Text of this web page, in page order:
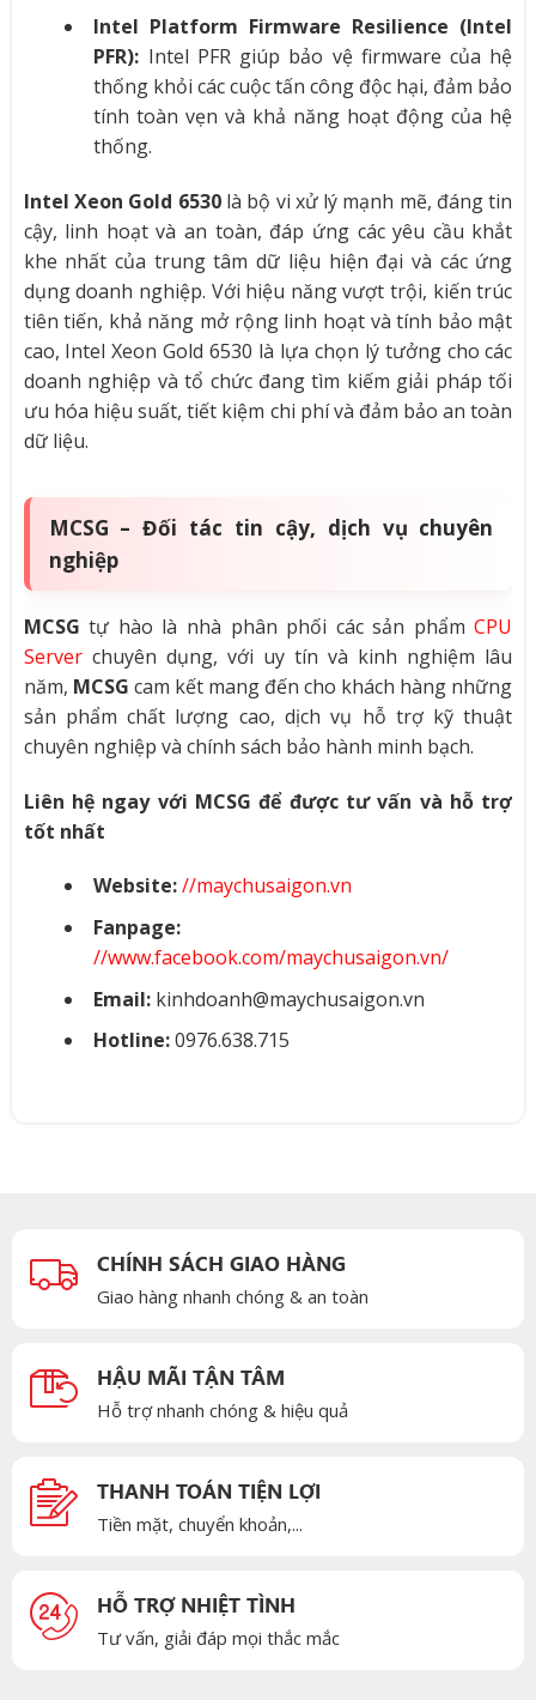
Intel Platform Firmware Resilience (Intel
PFR): Intel PFR giúp bảo vệ firmware của hệ
thống khỏi các cuộc tấn công độc hại, đảm bảo
tính toàn vẹn và khả năng hoạt động của hệ
thống.
Intel Xeon Gold 6530là bộ vi xử lý mạnh mẽ, đáng tin
cậy, linh hoạt và an toàn, đáp ứng các yêu cầu khắt
khe nhất của trung tâm dữ liệu hiện đại và các ứng
dụng doanh nghiệp. Với hiệu năng vượt trội, kiến trúc
tiên tiến, khả năng mở rộng linh hoạt và tính bảo mật
cao, Intel Xeon Gold 6530 là lựa chọn lý tưởng cho các
doanh nghiệp và tổ chức đang tìm kiếm giải pháp tối
ưu hóa hiệu suất, tiết kiệm chi phí và đảm bảo an toàn
dữ liệu.
MCSG – Đối tác tin cậy, dịch vụ chuyên
nghiệp
MCSG tự hào là nhà phân phối các sản phẩmCPU
Serverchuyên dụng, với uy tín và kinh nghiệm lâu
năm, MCSG cam kết mang đến cho khách hàng những
sản phẩm chất lượng cao, dịch vụ hỗ trợ kỹ thuật
chuyên nghiệp và chính sách bảo hành minh bạch.
Liên hệ ngay với MCSG để được tư vấn và hỗ trợ
tốt nhất
Website://maychusaigon.vn
Fanpage:
//www.facebook.com/maychusaigon.vn/
Email: kinhdoanh@maychusaigon.vn
Hotline:0976.638.715
CHÍNH SÁCH GIAO HÀNG
Giao hàng nhanh chóng & an toàn
HẬU MÃI TẬN TÂM
Hỗ trợ nhanh chóng & hiệu quả
THANH TOÁN TIỆN LỢI
Tiền mặt, chuyển khoản,...
HỖ TRỢ NHIỆT TÌNH
Tư vấn, giải đáp mọi thắc mắc